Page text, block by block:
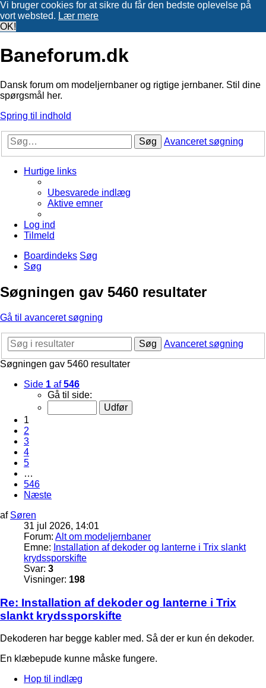
Vi bruger cookies for at sikre du får den bedste oplevelse på
vort websted. Lær mere
OK!
Baneforum.dk
Dansk forum om modeljernbaner og rigtige jernbaner. Stil dine
spørgsmål her.
Spring til indhold
Søg Avanceret søgning
Hurtige links
Ubesvarede indlæg
Aktive emner
Log ind
Tilmeld
Boardindeks Søg
Søg
Søgningen gav 5460 resultater
Gå til avanceret søgning
Søg
Avanceret søgning
Søgningen gav 5460 resultater
Side 1 af546
Gå til side:
1
2
3
4
5
…
546
Næste
af Søren
31 jul 2026, 14:01
Forum: Alt om modeljernbaner
Emne: Installation af dekoder og lanterne i Trix slankt
krydssporskifte
Svar: 3
Visninger: 198
Re: Installation af dekoder og lanterne i Trix
slankt krydssporskifte
Dekoderen har begge kabler med. Så der er kun én dekoder.
En klæbepude kunne måske fungere.
Hop til indlæg